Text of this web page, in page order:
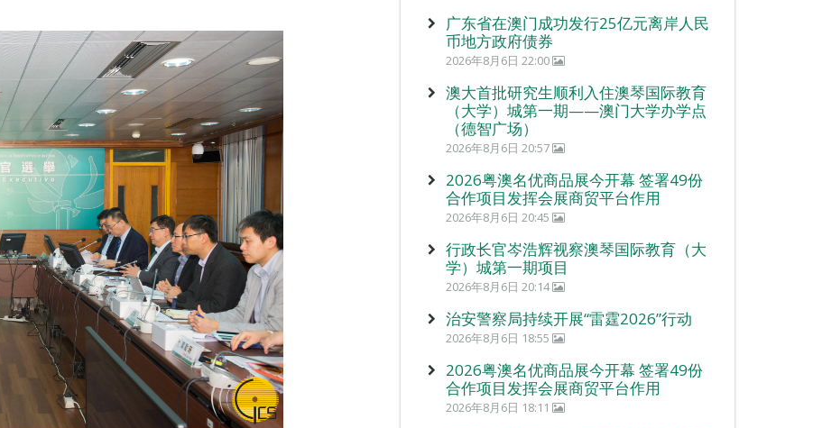
广东省在澳门成功发行25亿元离岸人民
币地方政府债券
2026年8月6日 22:00
澳大首批研究生顺利入住澳琴国际教育
（大学）城第一期——澳门大学办学点
（德智广场）
2026年8月6日 20:57
2026粤澳名优商品展今开幕 签署49份
合作项目发挥会展商贸平台作用
2026年8月6日 20:45
行政长官岑浩辉视察澳琴国际教育（大
学）城第一期项目
2026年8月6日 20:14
治安警察局持续开展“雷霆2026”行动
2026年8月6日 18:55
2026粤澳名优商品展今开幕 签署49份
合作项目发挥会展商贸平台作用
2026年8月6日 18:11